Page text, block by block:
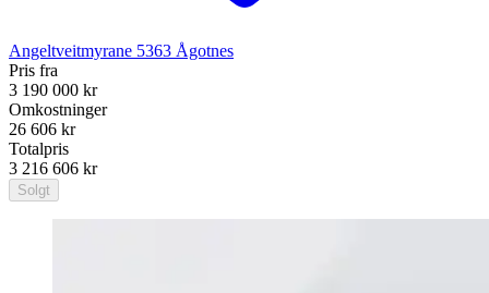
Angeltveitmyrane 5363 Ågotnes
Pris fra
3 190 000 kr
Omkostninger
26 606 kr
Totalpris
3 216 606 kr
Solgt